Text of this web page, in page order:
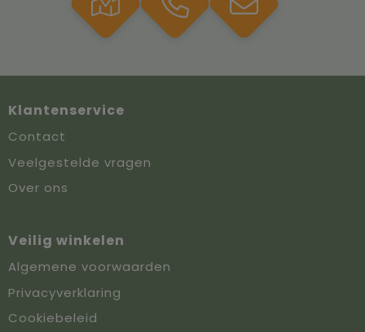
Klantenservice
Contact
Veelgestelde vragen
Over ons
Veilig winkelen
Algemene voorwaarden
Privacyverklaring
Cookiebeleid